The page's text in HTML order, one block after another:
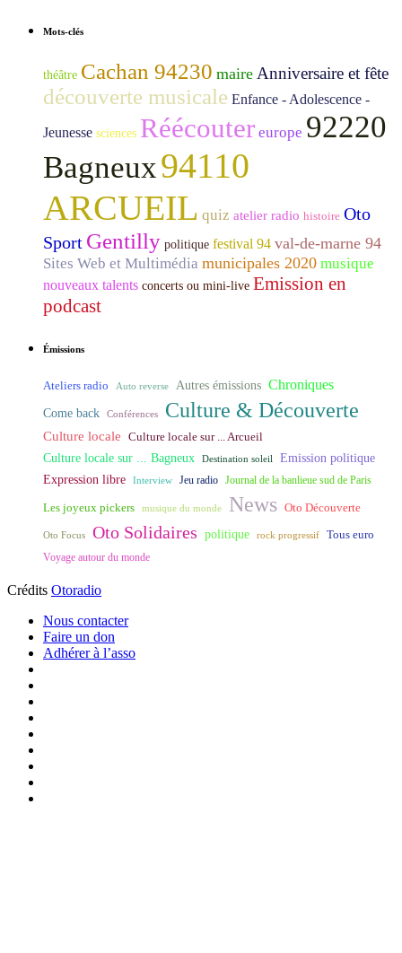
Mots-clés
théâtre Cachan 94230 maire Anniversaire et fête
découverte musicale Enfance - Adolescence -
Jeunesse sciences Réécouter europe 92220
Bagneux94110
ARCUEIL quiz atelier radio histoire Oto
Sport Gentilly politique festival 94 val-de-marne 94
Sites Web et Multimédia municipales 2020 musique
nouveaux talents concerts ou mini-live Emission en
podcast
Émissions
Ateliers radio Auto reverse Autres émissions Chroniques
Come back Conférences Culture & Découverte
Culture locale Culture locale sur ... Arcueil
Culture locale sur ... Bagneux Destination soleil Emission politique
Expression libre Interview Jeu radio Journal de la banlieue sud de Paris
Les joyeux pickers musique du monde News Oto Découverte
Oto Focus Oto Solidaires politique rock progressif Tous euro
Voyage autour du monde
Crédits Otoradio
Nous contacter
Faire un don
Adhérer à l’asso